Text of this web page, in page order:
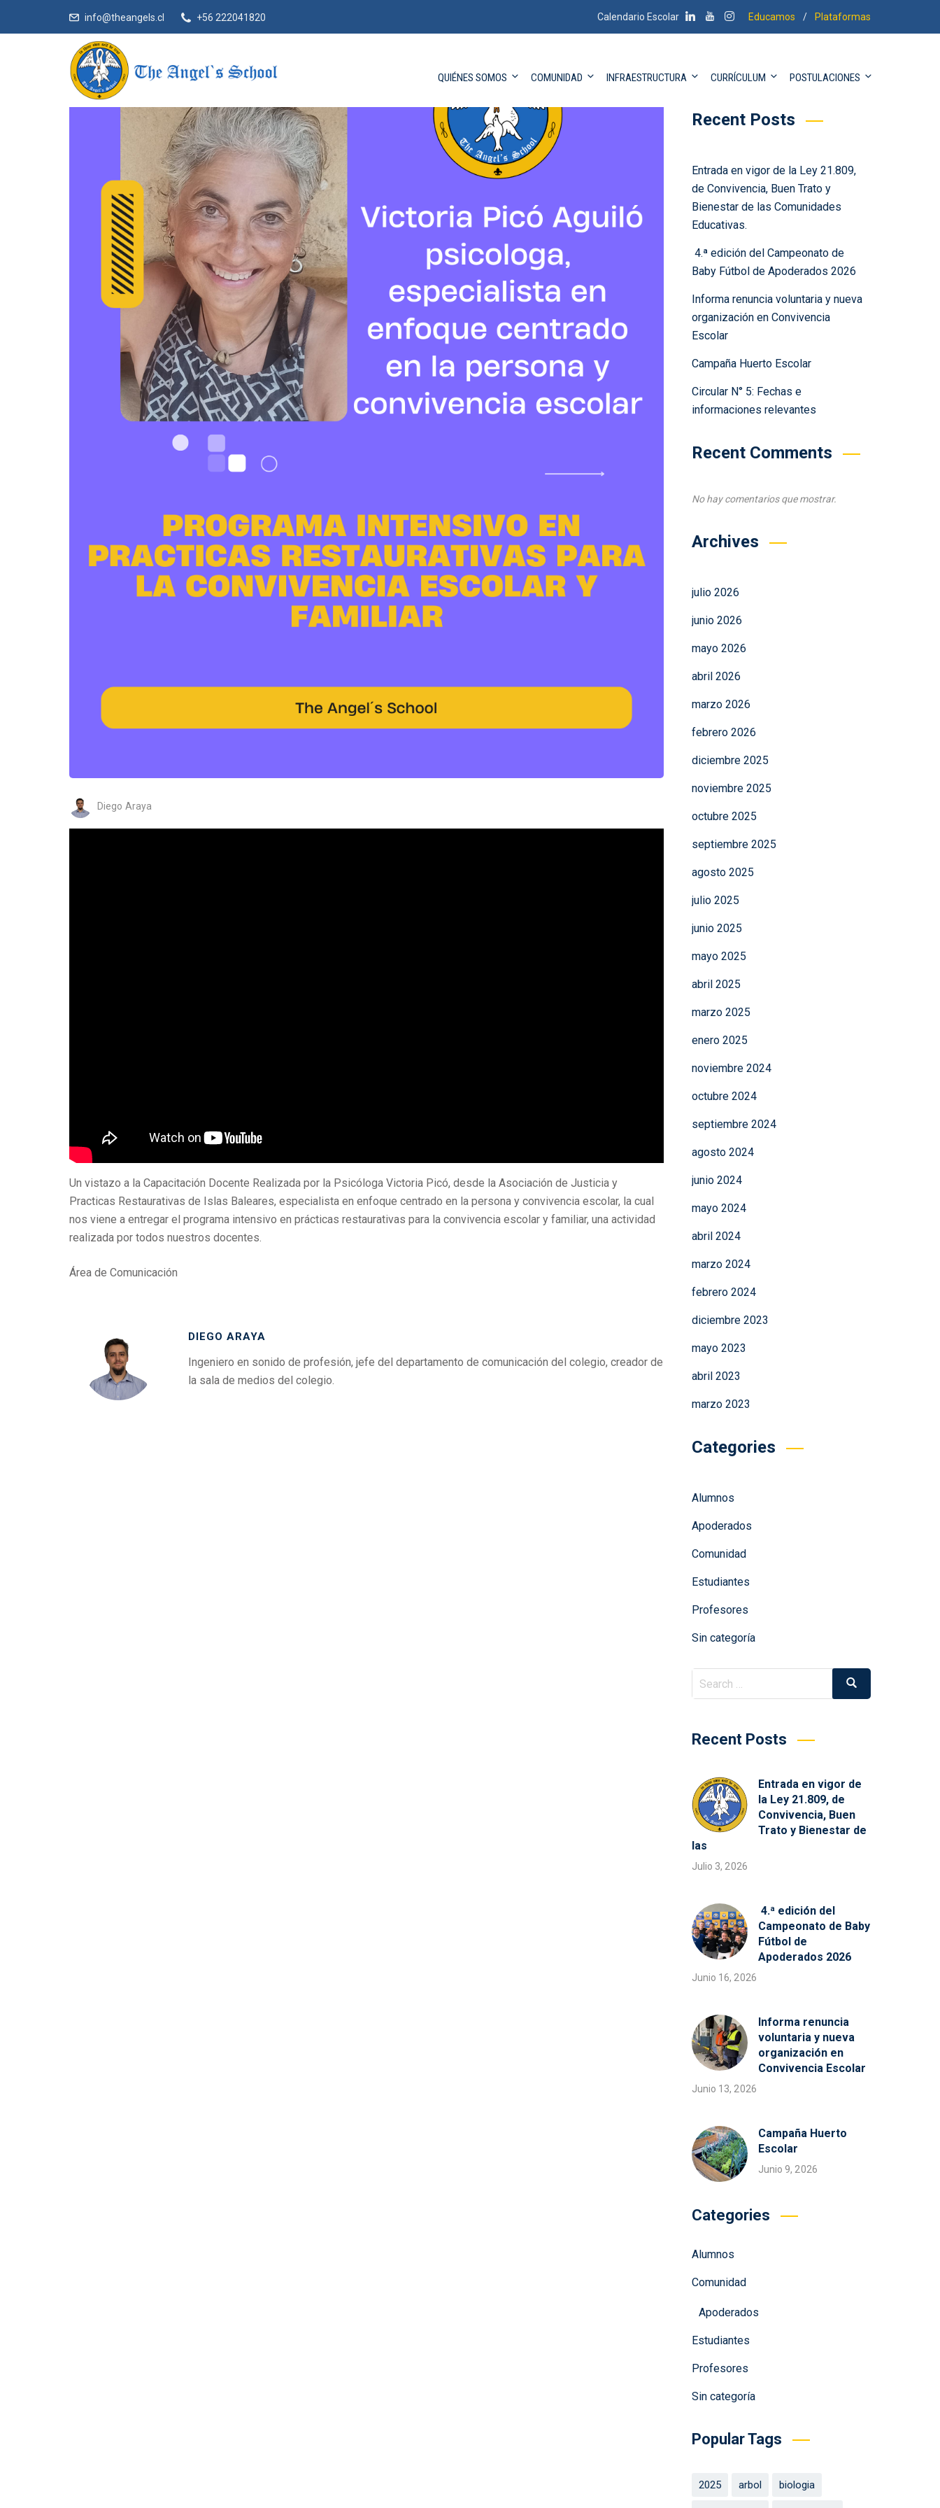
info@theangels.cl +56 222041820 Calendario Escolar Educamos / Plataformas
QUIÉNES SOMOS COMUNIDAD INFRAESTRUCTURA CURRÍCULUM POSTULACIONES
Diego Araya
Un vistazo a la Capacitación Docente Realizada por la Psicóloga Victoria Picó, desde la Asociación de Justicia y
Practicas Restaurativas de Islas Baleares, especialista en enfoque centrado en la persona y convivencia escolar, la cual
nos viene a entregar el programa intensivo en prácticas restaurativas para la convivencia escolar y familiar, una actividad
realizada por todos nuestros docentes.
Área de Comunicación
DIEGO ARAYA
Ingeniero en sonido de profesión, jefe del departamento de comunicación del colegio, creador de
la sala de medios del colegio.
Recent Posts
Entrada en vigor de la Ley 21.809,
de Convivencia, Buen Trato y
Bienestar de las Comunidades
Educativas.
4.ª edición del Campeonato de
Baby Fútbol de Apoderados 2026
Informa renuncia voluntaria y nueva
organización en Convivencia
Escolar
Campaña Huerto Escolar
Circular N° 5: Fechas e
informaciones relevantes
Recent Comments
No hay comentarios que mostrar.
Archives
julio 2026
junio 2026
mayo 2026
abril 2026
marzo 2026
febrero 2026
diciembre 2025
noviembre 2025
octubre 2025
septiembre 2025
agosto 2025
julio 2025
junio 2025
mayo 2025
abril 2025
marzo 2025
enero 2025
noviembre 2024
octubre 2024
septiembre 2024
agosto 2024
junio 2024
mayo 2024
abril 2024
marzo 2024
febrero 2024
diciembre 2023
mayo 2023
abril 2023
marzo 2023
Categories
Alumnos
Apoderados
Comunidad
Estudiantes
Profesores
Sin categoría
Search
for:
Search
Recent Posts
Entrada en vigor de
la Ley 21.809, de
Convivencia, Buen
Trato y Bienestar de
las
Julio 3, 2026
4.ª edición del
Campeonato de Baby
Fútbol de
Apoderados 2026
Junio 16, 2026
Informa renuncia
voluntaria y nueva
organización en
Convivencia Escolar
Junio 13, 2026
Campaña Huerto
Escolar
Junio 9, 2026
Categories
Alumnos
Comunidad
Apoderados
Estudiantes
Profesores
Sin categoría
Popular Tags
2025 arbol biologia